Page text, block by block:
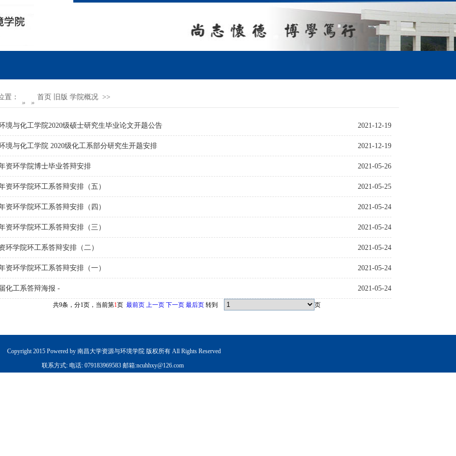
置： 首页
»
旧版
»
学院概况 >>
境与化工学院2020级硕士研究生毕业论文开题公告 2021-12-19
境与化工学院 2020级化工系部分研究生开题安排 2021-12-19
资环学院博士毕业答辩安排 2021-05-26
资环学院环工系答辩安排（五） 2021-05-25
资环学院环工系答辩安排（四） 2021-05-24
资环学院环工系答辩安排（三） 2021-05-24
环学院环工系答辩安排（二） 2021-05-24
资环学院环工系答辩安排（一） 2021-05-24
化工系答辩海报 - 2021-05-24
共9条，分1页，当前第1页 最前页 上一页 下一页 最后页转到 页
Copyright 2015 Powered by 南昌大学资源与环境学院 版权所有 All Rights Reserved
联系方式: 电话: 079183969583 邮箱:ncuhhxy@126.com